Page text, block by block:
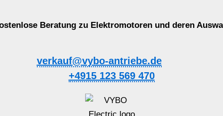
Beratung zu Elektromotoren und deren
verkauf@vybo-antriebe.de
+4915 123 569 470